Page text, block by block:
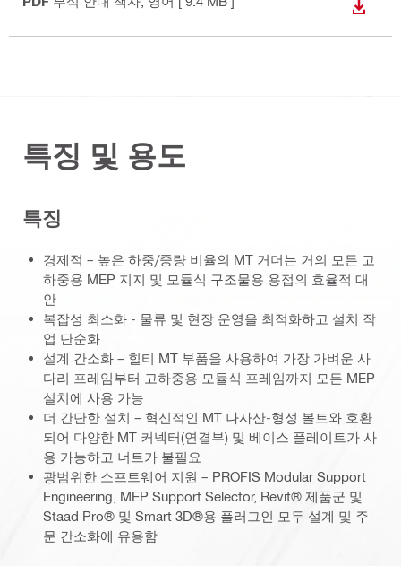
다운로
특징 및 용도
특징
경제적 – 높은 하중/중량 비율의 MT 거더는 거의 모든 고
하중용 MEP 지지 및 모듈식 구조물용 용접의 효율적 대
안
복잡성 최소화 - 물류 및 현장 운영을 최적화하고 설치 작
업 단순화
설계 간소화 – 힐티 MT 부품을 사용하여 가장 가벼운 사
다리 프레임부터 고하중용 모듈식 프레임까지 모든 MEP
설치에 사용 가능
더 간단한 설치 – 혁신적인 MT 나사산-형성 볼트와 호환
되어 다양한 MT 커넥터(연결부) 및 베이스 플레이트가 사
용 가능하고 너트가 불필요
광범위한 소프트웨어 지원 – PROFIS Modular Support
Engineering, MEP Support Selector, Revit® 제품군 및
Staad Pro® 및 Smart 3D®용 플러그인 모두 설계 및 주
문 간소화에 유용함